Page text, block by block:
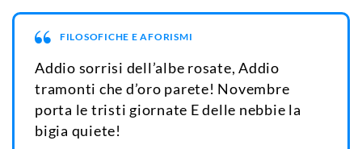
FILOSOFICHE E AFORISMI
Addio sorrisi dell’albe rosate, Addio
tramonti che d’oro parete! Novembre
porta le tristi giornate E delle nebbie la
bigia quiete!